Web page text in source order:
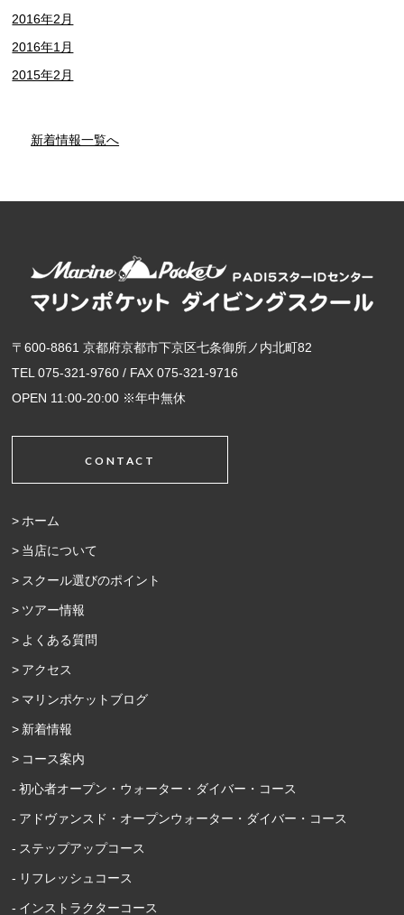
2016年2月
2016年1月
2015年2月
新着情報一覧へ
〒600-8861 京都府京都市下京区七条御所ノ内北町82
TEL 075-321-9760 / FAX 075-321-9716
OPEN 11:00-20:00 ※年中無休
CONTACT
ホーム
当店について
スクール選びのポイント
ツアー情報
よくある質問
アクセス
マリンポケットブログ
新着情報
コース案内
初心者オープン・ウォーター・ダイバー・コース
アドヴァンスド・オープンウォーター・ダイバー・コース
ステップアップコース
リフレッシュコース
インストラクターコース